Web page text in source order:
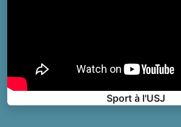
Sport à l'USJ